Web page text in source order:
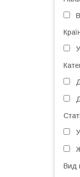
Вид